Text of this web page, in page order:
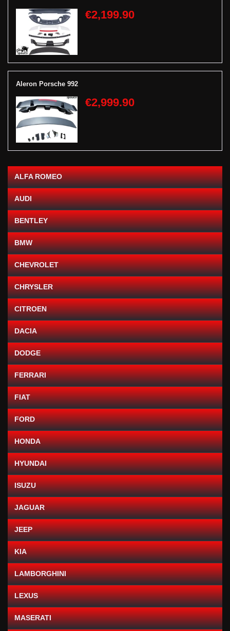
€2,199.90
Aleron Porsche 992
€2,999.90
ALFA ROMEO
AUDI
BENTLEY
BMW
CHEVROLET
CHRYSLER
CITROEN
DACIA
DODGE
FERRARI
FIAT
FORD
HONDA
HYUNDAI
ISUZU
JAGUAR
JEEP
KIA
LAMBORGHINI
LEXUS
MASERATI